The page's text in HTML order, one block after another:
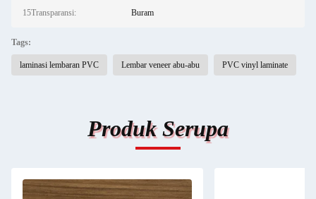
15Transparansi: Buram
Tags:
laminasi lembaran PVC Lembar veneer abu-abu PVC vinyl laminate
Produk Serupa